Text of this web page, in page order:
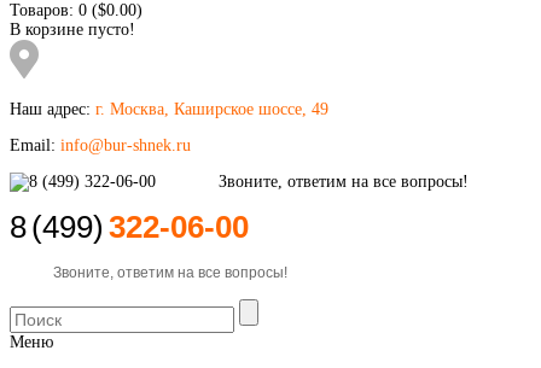
Товаров: 0 ($0.00)
В корзине пусто!
Наш адрес: г. Москва, Каширское шоссе, 49
Email: info@bur-shnek.ru
8(499) 322-06-00
Звоните, ответим на все вопросы!
Меню